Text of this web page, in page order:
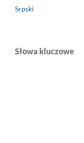
Srpski
Słowa kluczowe